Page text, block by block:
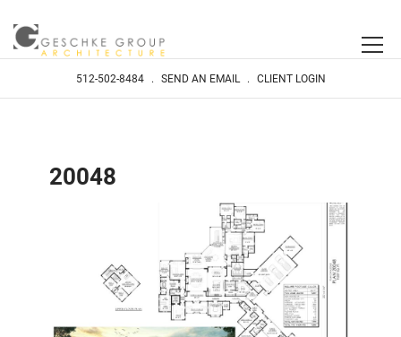
512-502-8484 . SEND AN EMAIL . CLIENT LOGIN
20048